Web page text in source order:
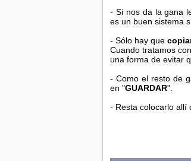
- Si nos da la gana
es un buen sistema
- Sólo hay que
Cuando tratamos
una forma de evitar
- Como el resto de
en "GUARDAR".
- Resta colocarlo allí